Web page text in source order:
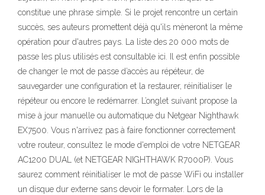
constitue une phrase simple. Si le projet rencontre un certain
succès, ses auteurs promettent déjà qu'ils mèneront la même
opération pour d'autres pays. La liste des 20 000 mots de
passe les plus utilisés est consultable ici. Il est enfin possible
de changer le mot de passe d’accès au répéteur, de
sauvegarder une configuration et la restaurer, réinitialiser le
répéteur ou encore le redémarrer. L’onglet suivant propose la
mise à jour manuelle ou automatique du Netgear Nighthawk
EX7500. Vous n'arrivez pas à faire fonctionner correctement
votre routeur, consultez le mode d'emploi de votre NETGEAR
AC1200 DUAL (et NETGEAR NIGHTHAWK R7000P). Vous
saurez comment réinitialiser le mot de passe WiFi ou installer
un disque dur externe sans devoir le formater. Lors de la